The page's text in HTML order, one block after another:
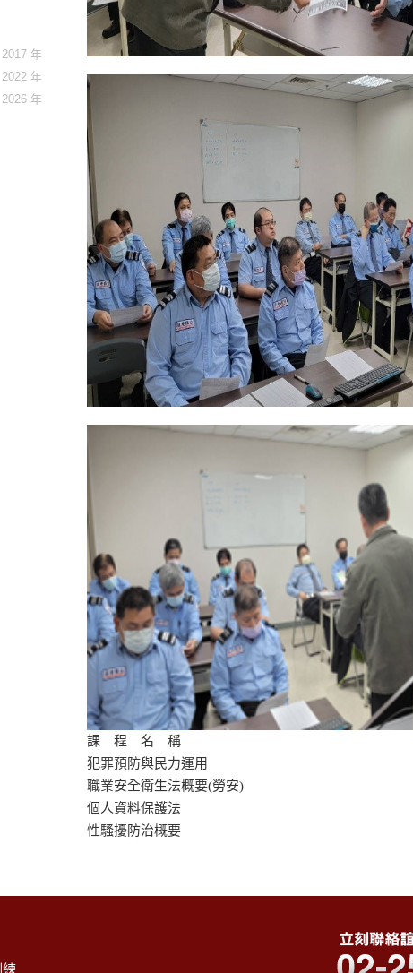
2017 年
2022 年
2026 年
課 程 名 稱
犯罪預防與民力運用
職業安全衛生法概要(勞安)
個人資料保護法
性騷擾防治概要
練